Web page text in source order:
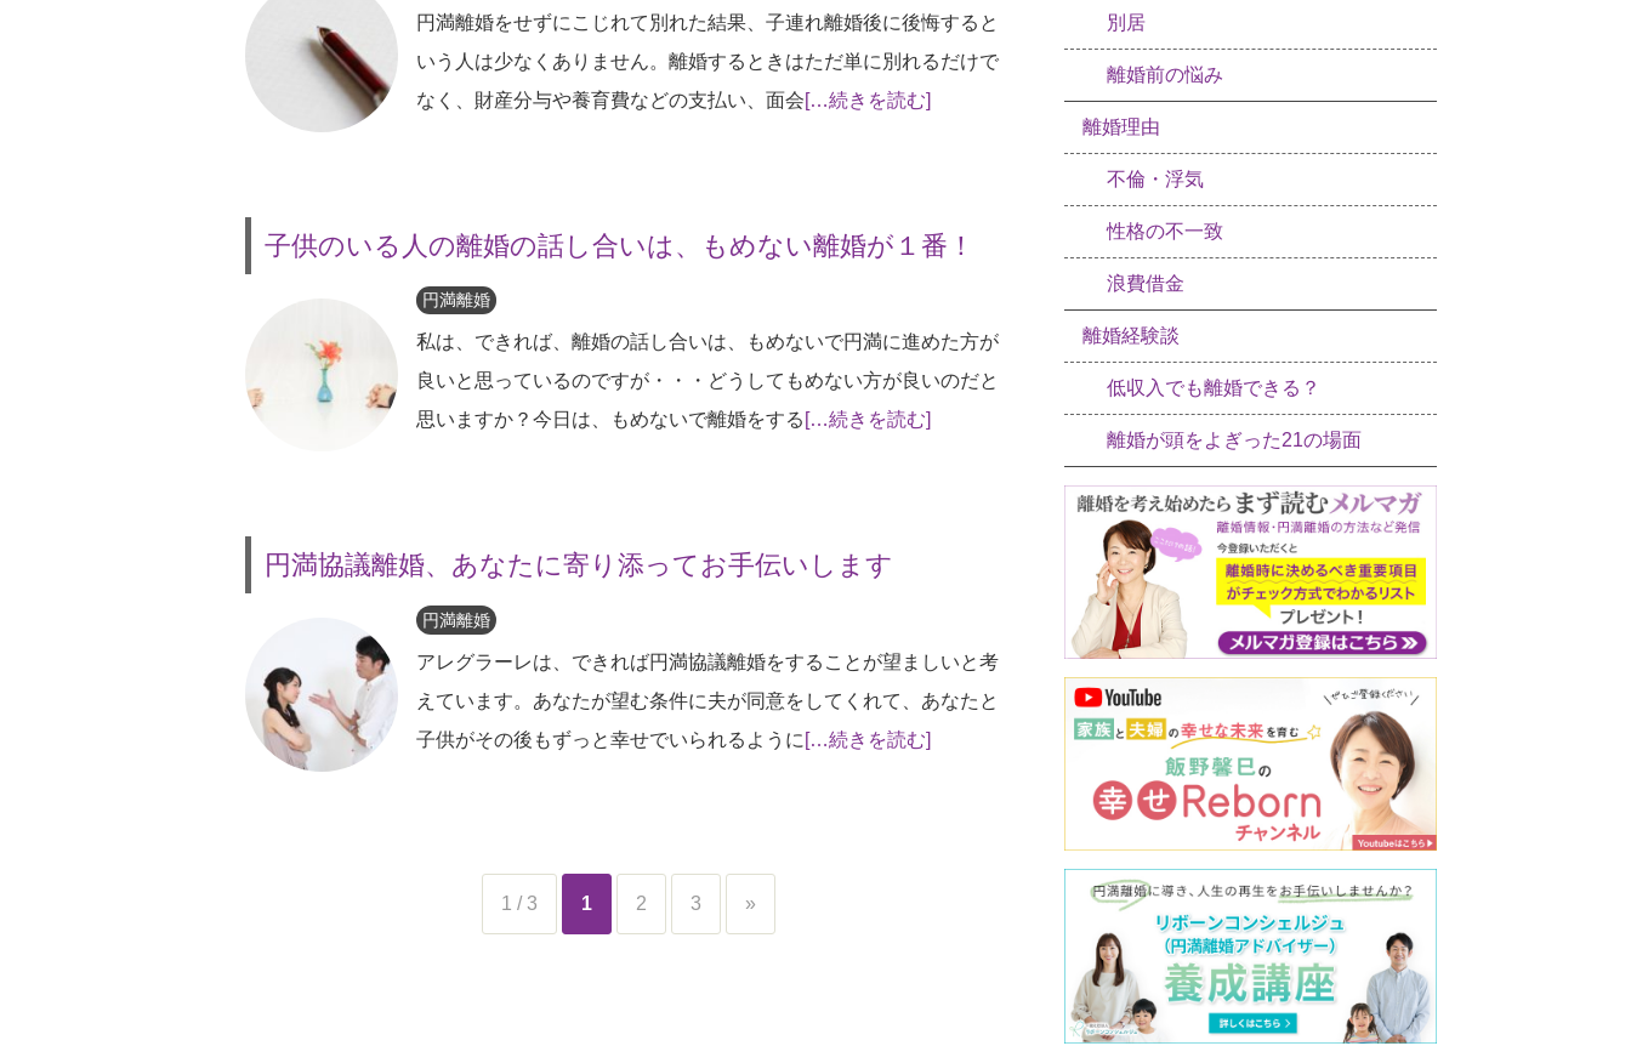
円満離婚をせずにこじれて別れた結果、子連れ離婚後に後悔すると
いう人は少なくありません。離婚するときはただ単に別れるだけで
なく、財産分与や養育費などの支払い、面会[…続きを読む]
子供のいる人の離婚の話し合いは、もめない離婚が１番！
円満離婚
私は、できれば、離婚の話し合いは、もめないで円満に進めた方が
良いと思っているのですが・・・どうしてもめない方が良いのだと
思いますか？今日は、もめないで離婚をする […続きを読む]
円満協議離婚、あなたに寄り添ってお手伝いします
円満離婚
アレグラーレは、できれば円満協議離婚をすることが望ましいと考
えています。あなたが望む条件に夫が同意をしてくれて、あなたと
子供がその後もずっと幸せでいられるように […続きを読む]
1 / 3 1 2 3 »
別居
離婚前の悩み
離婚理由
不倫・浮気
性格の不一致
浪費借金
離婚経験談
低収入でも離婚できる？
離婚が頭をよぎった21の場面